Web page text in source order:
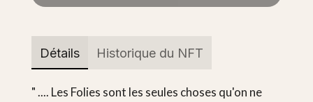
Détails Historique du NFT
" .... Les Folies sont les seules choses qu'on ne